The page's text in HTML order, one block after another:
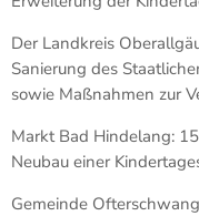
Der Landkreis
Sanierung des
sowie Maßnahmen zur
Markt Bad Hindelang:
Neubau einer
Gemeinde